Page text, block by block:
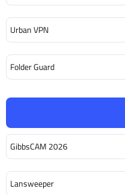
GibbsCAM 2026
Lansweeper
Urban VPN
Folder Guard